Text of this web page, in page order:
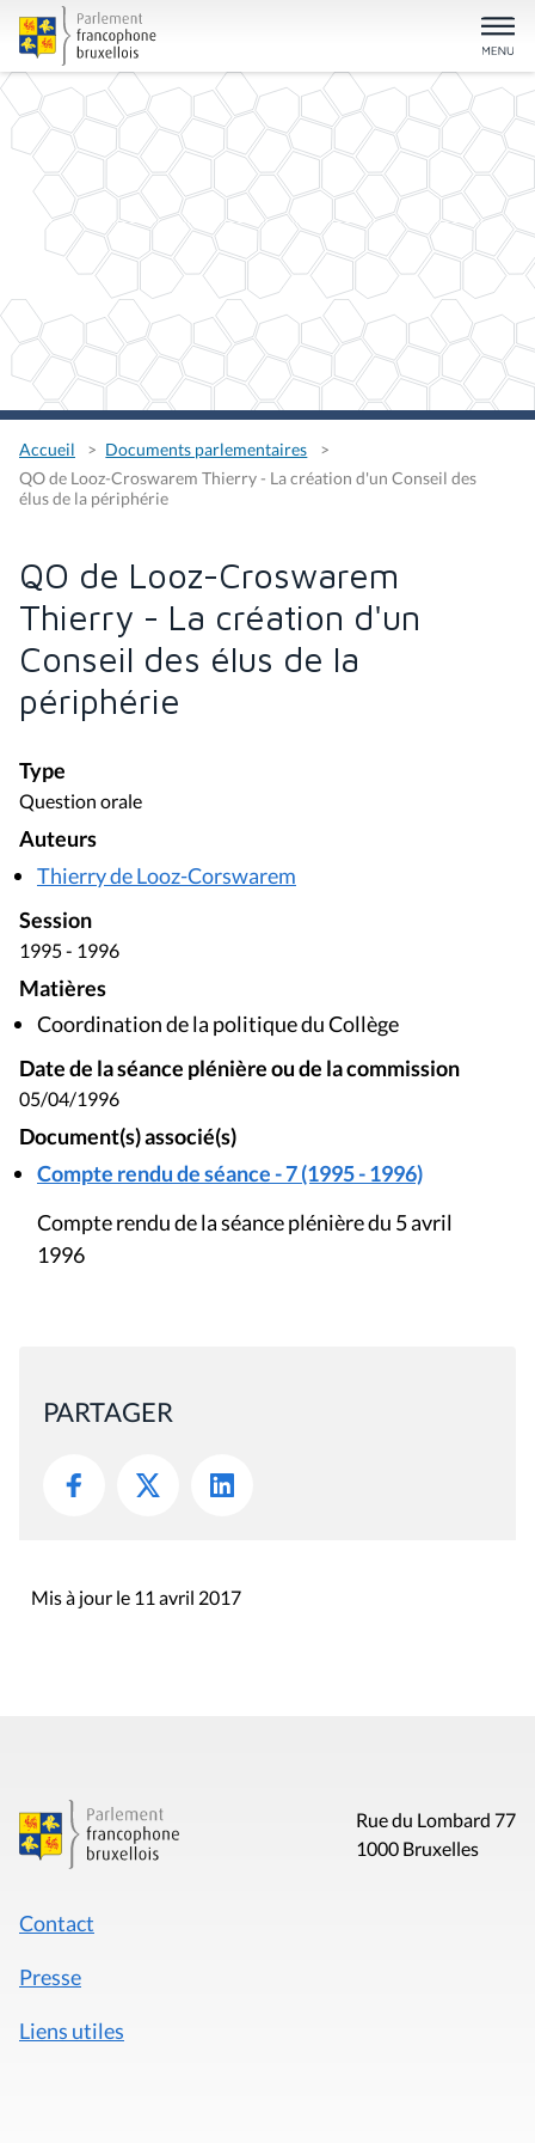
Accueil
Documents parlementaires
QO de Looz-Croswarem Thierry - La création d'un Conseil des
élus de la périphérie
QO de Looz-Croswarem
Thierry - La création d'un
Conseil des élus de la
périphérie
Type
Question orale
Auteurs
Thierry de Looz-Corswarem
Session
1995 - 1996
Matières
Coordination de la politique du Collège
Date de la séance plénière ou de la commission
05/04/1996
Document(s) associé(s)
Compte rendu de séance - 7 (1995 - 1996)
Compte rendu de la séance plénière du 5 avril
1996
PARTAGER
Mis à jour le 11 avril 2017
Rue du Lombard 77
1000 Bruxelles
Contact
Presse
Liens utiles